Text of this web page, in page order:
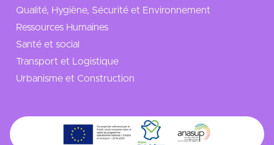
Qualité, Hygiène, Sécurité et Environnement
Ressources Humaines
Santé et social
Transport et Logistique
Urbanisme et Construction